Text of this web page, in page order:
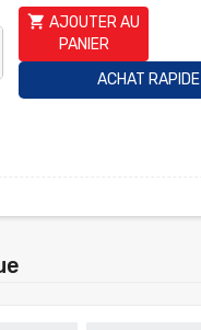
shopping_cart AJOUTER AU
PANIER
ACHAT RAPIDE